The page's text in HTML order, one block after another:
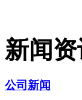
新闻
公司新闻